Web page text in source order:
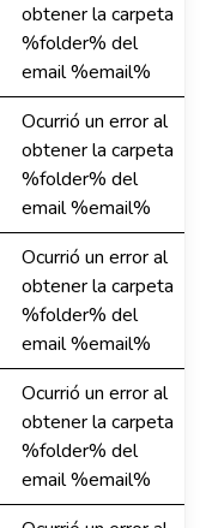
obtener la carpeta
%folder% del
email %email%
Ocurrió un error al
obtener la carpeta
%folder% del
email %email%
Ocurrió un error al
obtener la carpeta
%folder% del
email %email%
Ocurrió un error al
obtener la carpeta
%folder% del
email %email%